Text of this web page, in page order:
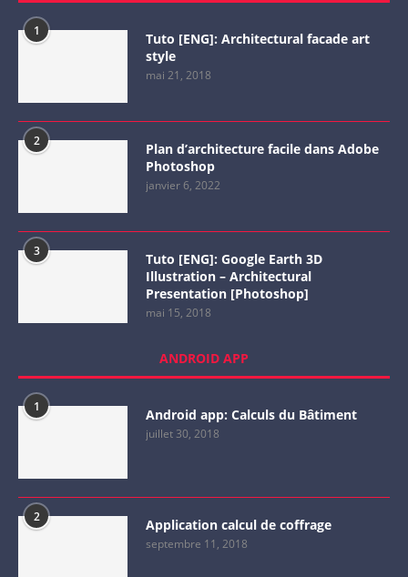
1
Tuto [ENG]: Architectural facade art
style
mai 21, 2018
2
Plan d’architecture facile dans Adobe
Photoshop
janvier 6, 2022
3
Tuto [ENG]: Google Earth 3D
Illustration – Architectural
Presentation [Photoshop]
mai 15, 2018
ANDROID APP
1 Android app: Calculs du Bâtiment
juillet 30, 2018
2 Application calcul de coffrage
septembre 11, 2018